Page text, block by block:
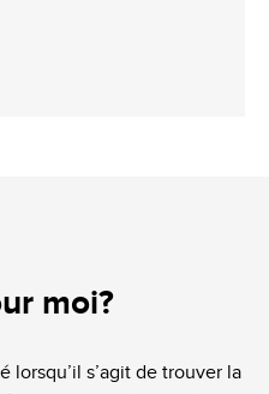
moi?
lorsqu’il s’agit de trouver la